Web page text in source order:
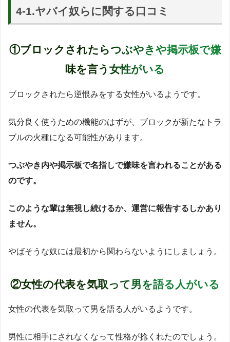
4-1.ヤバイ奴らに関する口コミ
①ブロックされたらつぶやきや掲示板で嫌
味を言う女性がいる
ブロックされたら逆恨みをする女性がいるようです。
気分良く使うための機能のはずが、ブロックが新たなトラ
ブルの火種になる可能性があります。
つぶやき内や掲示板で名指しで嫌味を言われることがある
のです。
このような輩は無視し続けるか、運営に報告するしかあり
ません。
やばそうな奴には最初から関わらないようにしましょう。
②女性の代表を気取って男を語る人がいる
女性の代表を気取って男を語る人がいるようです。
男性に相手にされなくなって性格が捻くれたのでしょう。